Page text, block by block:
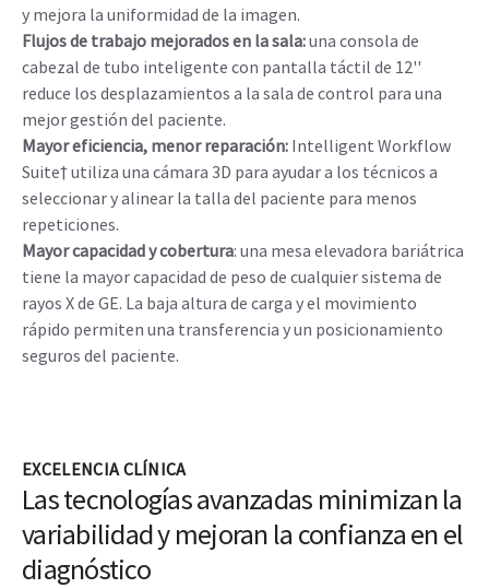
y mejora la uniformidad de la imagen.
Flujos de trabajo mejorados en la sala:una consola de
cabezal de tubo inteligente con pantalla táctil de 12''
reduce los desplazamientos a la sala de control para una
mejor gestión del paciente.
Mayor eficiencia, menor reparación: Intelligent Workflow
Suite† utiliza una cámara 3D para ayudar a los técnicos a
seleccionar y alinear la talla del paciente para menos
repeticiones.
Mayor capacidad y cobertura: una mesa elevadora bariátrica
tiene la mayor capacidad de peso de cualquier sistema de
rayos X de GE. La baja altura de carga y el movimiento
rápido permiten una transferencia y un posicionamiento
seguros del paciente.
EXCELENCIA CLÍNICA
Las tecnologías avanzadas minimizan la
variabilidad y mejoran la confianza en el
diagnóstico